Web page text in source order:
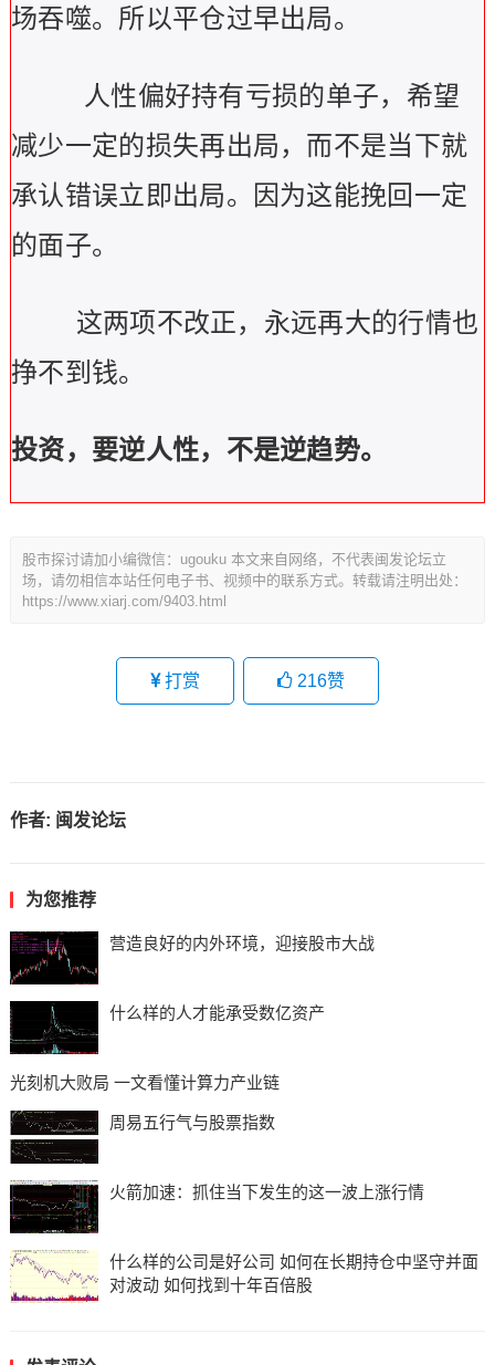
场吞噬。所以平仓过早出局。
人性偏好持有亏损的单子，希望
减少一定的损失再出局，而不是当下就
承认错误立即出局。因为这能挽回一定
的面子。
这两项不改正，永远再大的行情也
挣不到钱。
投资，要逆人性，不是逆趋势。
股市探讨请加小编微信：ugouku 本文来自网络，不代表闽发论坛立
场，请勿相信本站任何电子书、视频中的联系方式。转载请注明出处：
https://www.xiarj.com/9403.html
打赏 216赞
作者: 闽发论坛
为您推荐
营造良好的内外环境，迎接股市大战
什么样的人才能承受数亿资产
光刻机大败局 一文看懂计算力产业链
周易五行气与股票指数
火箭加速：抓住当下发生的这一波上涨行情
什么样的公司是好公司 如何在长期持仓中坚守并面
对波动 如何找到十年百倍股